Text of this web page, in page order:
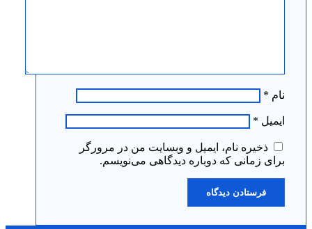
نام *
ایمیل *
ذخیره نام، ایمیل و وبسایت من در مرورگر
برای زمانی که دوباره دیدگاهی می‌نویسم.